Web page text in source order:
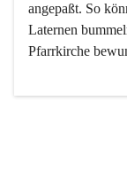
angepaßt. So
Laternen
Pfarrkirche
Der Weinbau